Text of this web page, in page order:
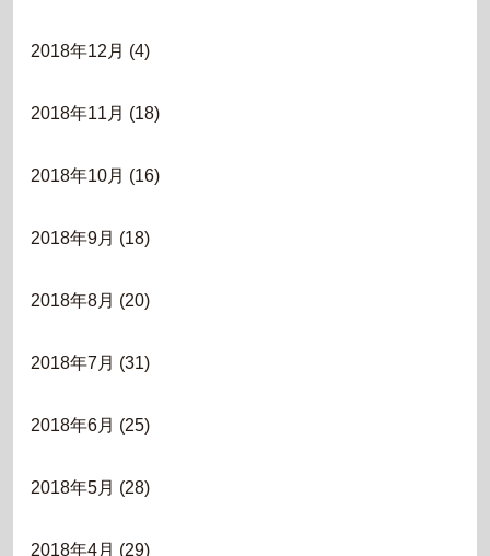
2018年12月 (4)
2018年11月 (18)
2018年10月 (16)
2018年9月 (18)
2018年8月 (20)
2018年7月 (31)
2018年6月 (25)
2018年5月 (28)
2018年4月 (29)